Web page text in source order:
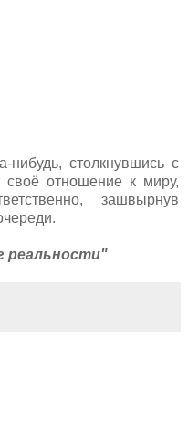
нибудь, столкнувшись с
отношение к миру,
зашвырнув
реальности"